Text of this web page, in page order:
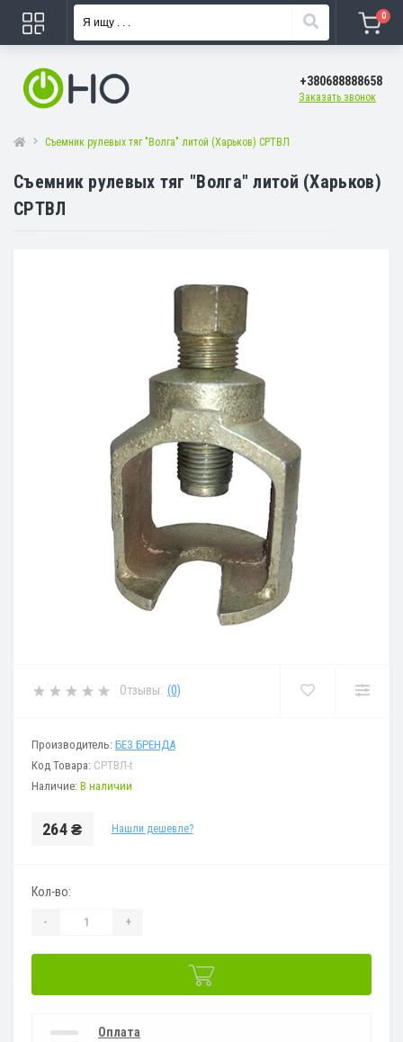
0
+380688888658
Заказать звонок
Съемник рулевых тяг "Волга" литой (Харьков) СРТВЛ
Съемник рулевых тяг "Волга" литой (Харьков)
СРТВЛ
Отзывы: (0)
Производитель: БЕЗ БРЕНДА
Код Товара: СРТВЛ-t
Наличие: В наличии
264 ₴ Нашли дешевле?
Кол-во:
- +
Оплата